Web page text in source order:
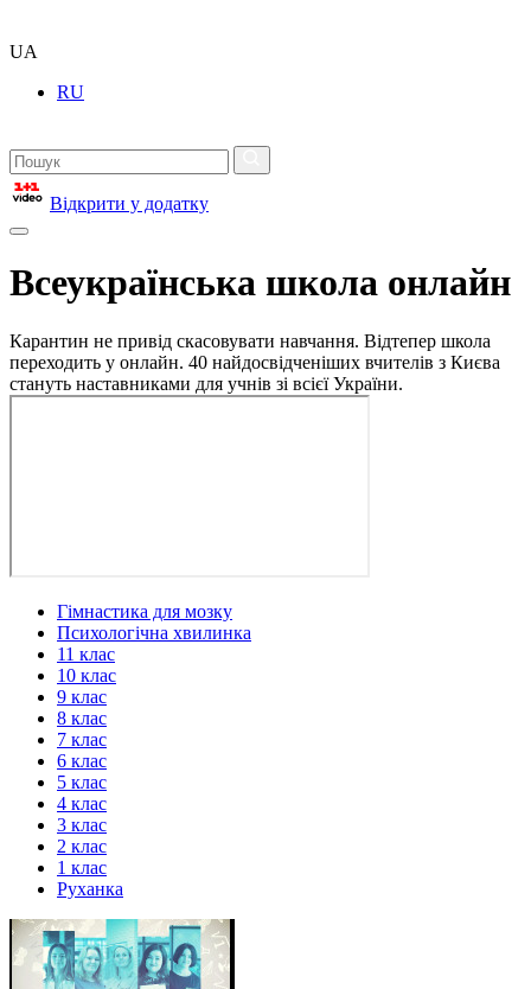
UA
RU
Відкрити у додатку
Всеукраїнська школа онлайн
Карантин не привід скасовувати навчання. Відтепер школа
переходить у онлайн. 40 найдосвідченіших вчителів з Києва
стануть наставниками для учнів зі всієї України.
Гімнастика для мозку
Психологічна хвилинка
11 клас
10 клас
9 клас
8 клас
7 клас
6 клас
5 клас
4 клас
3 клас
2 клас
1 клас
Руханка